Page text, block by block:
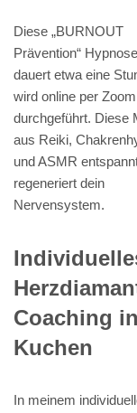
Diese „BURNOUT
Prävention“
dauert etwa eine
wird online per Zoom
durchgeführt. Diese
aus Reiki,
und ASMR
regeneriert dein
Nervensystem.
Coaching in
Kuchen
In meinem